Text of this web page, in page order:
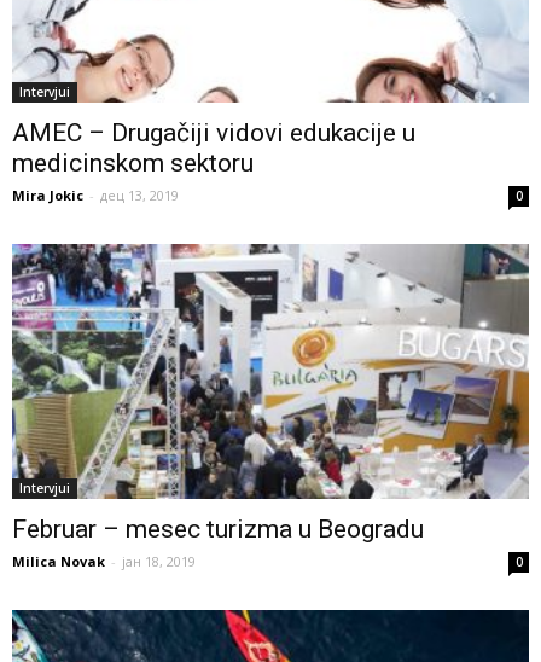
Intervjui
AMEC – Drugačiji vidovi edukacije u
medicinskom sektoru
Mira Jokic - дец 13, 2019 0
Intervjui
Februar – mesec turizma u Beogradu
Milica Novak - јан 18, 2019 0